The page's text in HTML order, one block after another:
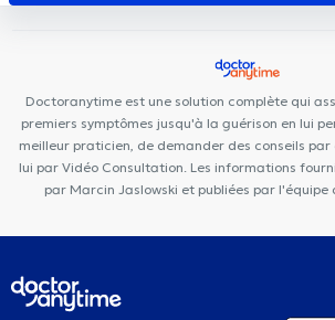
Doctoranytime est une solution complète qui
premiers symptômes jusqu'à la guérison en lui
meilleur praticien, de demander des conseils
lui par Vidéo Consultation. Les informations
par Marcin Jaslowski et publiées par